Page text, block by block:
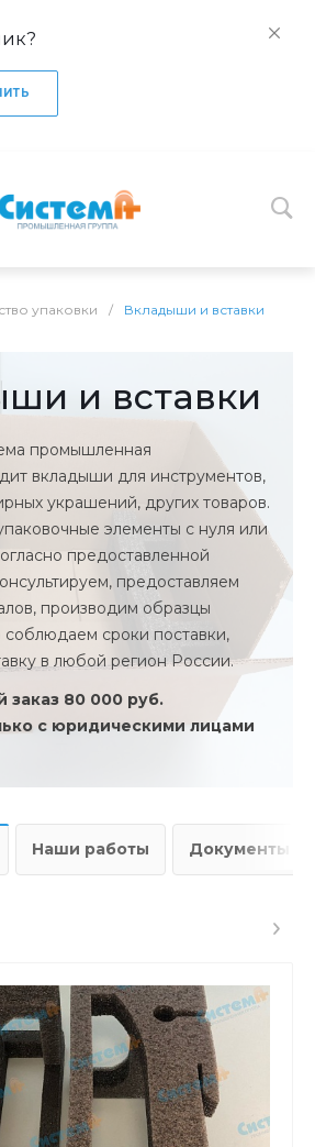
упаковки / Вкладыши и вставки
и вставки
промышленная
вкладыши для инструментов,
украшений, других товаров.
элементы с нуля или
предоставленной
предоставляем
производим образцы
соблюдаем сроки поставки,
в любой регион России.
80 000 руб.
с юридическими лицами
Наши работы Документы